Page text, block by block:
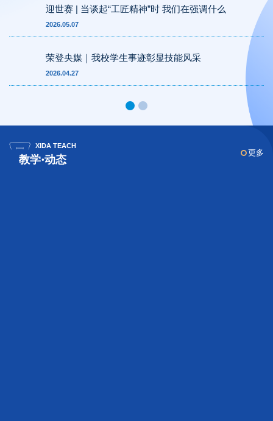
迎世赛 | 当谈起“工匠精神”时 我们在强调什么
2026.05.07
荣登央媒｜我校学生事迹彰显技能风采
2026.04.27
XIDA TEACH
教学·动态
更多